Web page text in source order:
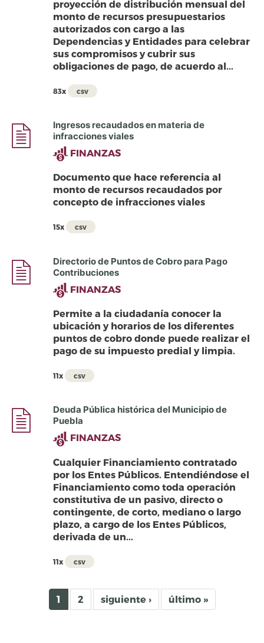
proyección de distribución mensual del
monto de recursos presupuestarios
autorizados con cargo a las
Dependencias y Entidades para celebrar
sus compromisos y cubrir sus
obligaciones de pago, de acuerdo al...
83x csv
Ingresos recaudados en materia de
infracciones viales
FINANZAS
Documento que hace referencia al
monto de recursos recaudados por
concepto de infracciones viales
15x csv
Directorio de Puntos de Cobro para Pago
Contribuciones
FINANZAS
Permite a la ciudadanía conocer la
ubicación y horarios de los diferentes
puntos de cobro donde puede realizar el
pago de su impuesto predial y limpia.
11x csv
Deuda Pública histórica del Municipio de
Puebla
FINANZAS
Cualquier Financiamiento contratado
por los Entes Públicos. Entendiéndose el
Financiamiento como toda operación
constitutiva de un pasivo, directo o
contingente, de corto, mediano o largo
plazo, a cargo de los Entes Públicos,
derivada de un...
11x csv
1 2 siguiente › último »